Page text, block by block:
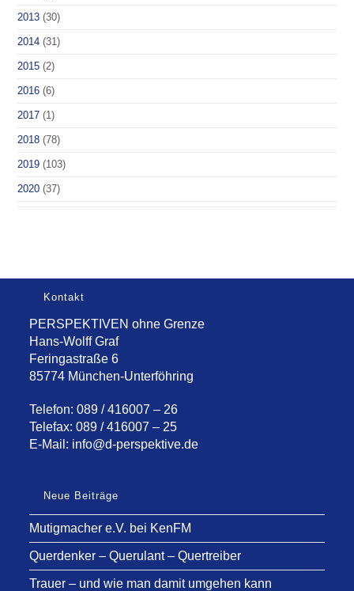
2013 (30)
2014 (31)
2015 (2)
2016 (6)
2017 (1)
2018 (78)
2019 (103)
2020 (37)
Kontakt
PERSPEKTIVEN ohne Grenze
Hans-Wolff Graf
Feringastraße 6
85774 München-Unterföhring
Telefon: 089 / 416007 – 26
Telefax: 089 / 416007 – 25
E-Mail: info@d-perspektive.de
Neue Beiträge
Mutigmacher e.V. bei KenFM
Querdenker – Querulant – Quertreiber
Trauer – und wie man damit umgehen kann